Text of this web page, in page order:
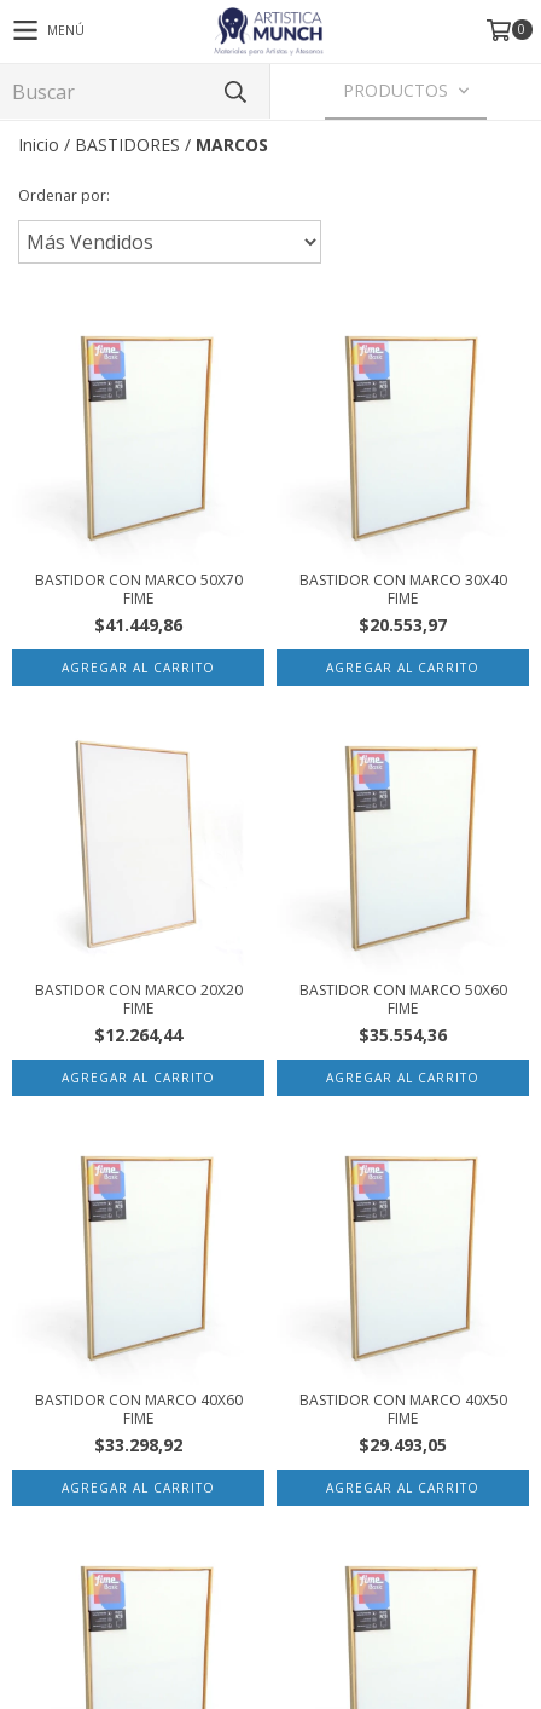
MENÚ 0
PRODUCTOS
Inicio / BASTIDORES / MARCOS
Ordenar por:
BASTIDOR CON MARCO 50X70
FIME
$41.449,86
BASTIDOR CON MARCO 30X40
FIME
$20.553,97
BASTIDOR CON MARCO 20X20
FIME
$12.264,44
BASTIDOR CON MARCO 50X60
FIME
$35.554,36
BASTIDOR CON MARCO 40X60
FIME
$33.298,92
BASTIDOR CON MARCO 40X50
FIME
$29.493,05